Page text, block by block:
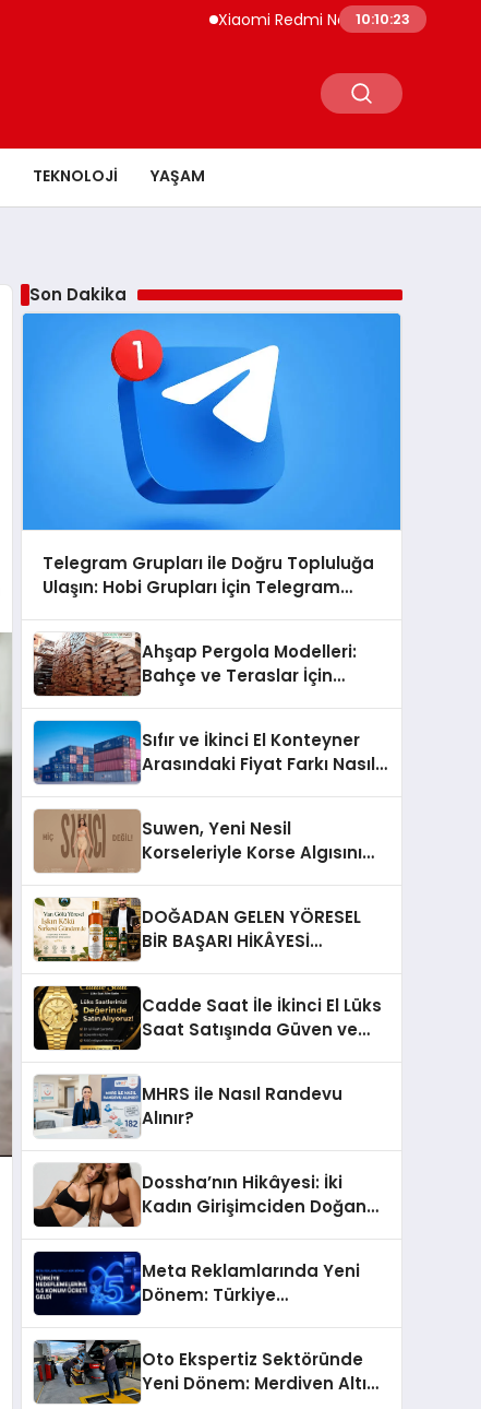
Xiaomi Redmi Note 17 Hindistan’da
10:10:24
TEKNOLOJI YAŞAM
Son Dakika
Telegram Grupları ile Doğru Topluluğa
Ulaşın: Hobi Grupları İçin Telegram
Ahşap Pergola Modelleri:
Bahçe ve Teraslar İçin
Sıfır ve İkinci El Konteyner
Arasındaki Fiyat Farkı Nasıl
Suwen, Yeni Nesil
Korseleriyle Korse Algısını
DOĞADAN GELEN YÖRESEL
BİR BAŞARI HİKÂYESİ
Yöresel Işkın Kökü Sirkesi
Cadde Saat İle İkinci El Lüks
Saat Satışında Güven ve
MHRS ile Nasıl Randevu
Alınır?
Dossha’nın Hikâyesi: İki
Kadın Girişimciden Doğan
Meta Reklamlarında Yeni
Dönem: Türkiye
Oto Ekspertiz Sektöründe
Yeni Dönem: Merdiven Altı